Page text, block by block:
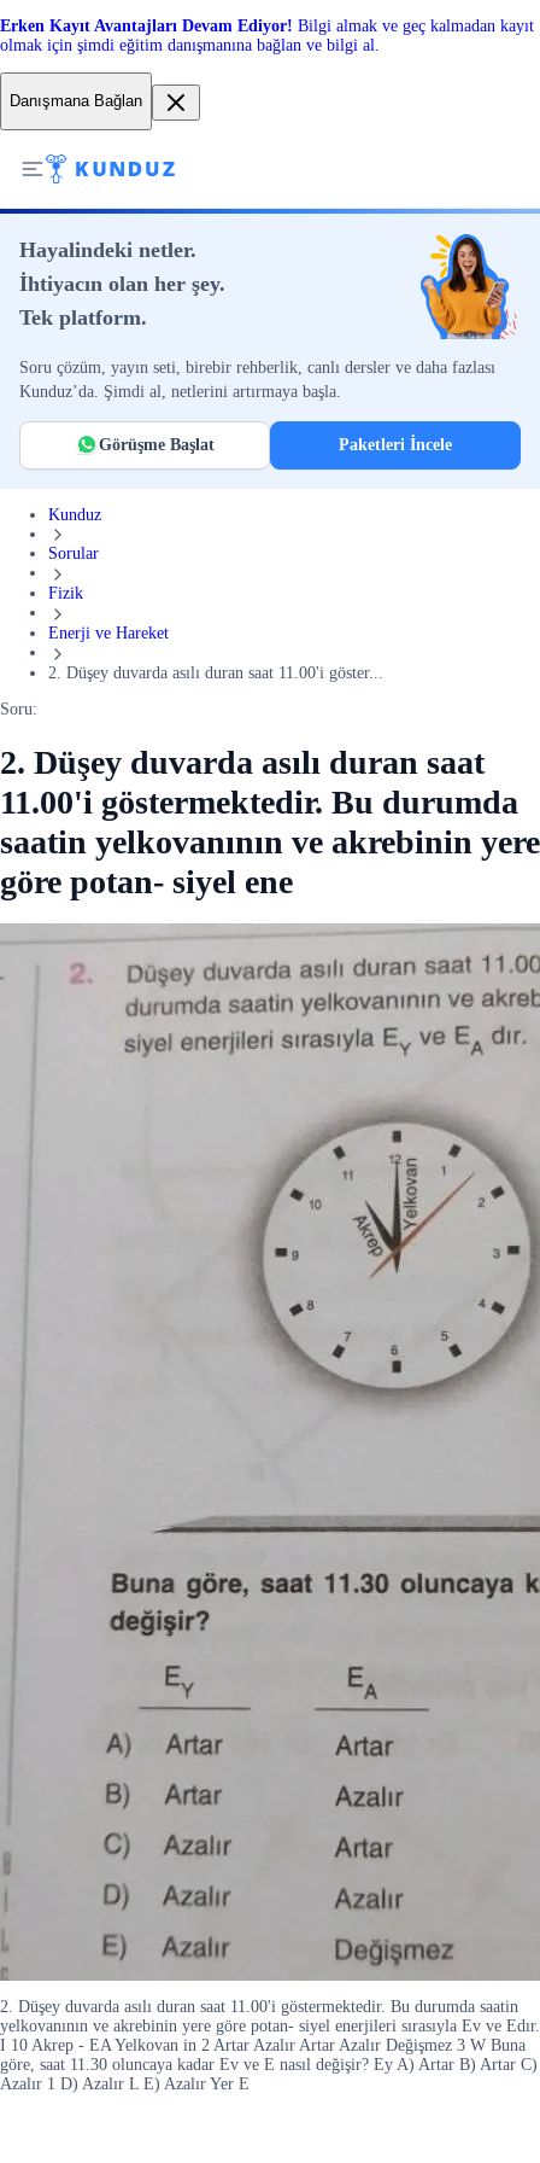
Erken Kayıt Avantajları Devam Ediyor! Bilgi almak ve geç kalmadan kayıt
olmak için şimdi eğitim danışmanına bağlan ve bilgi al.
Danışmana Bağlan
Hayalindeki netler.
İhtiyacın olan her şey.
Tek platform.
Soru çözüm, yayın seti, birebir rehberlik, canlı dersler ve daha fazlası
Kunduz’da. Şimdi al, netlerini artırmaya başla.
Görüşme Başlat Paketleri İncele
Kunduz
Sorular
Fizik
Enerji ve Hareket
2. Düşey duvarda asılı duran saat 11.00'i göster...
Soru:
2. Düşey duvarda asılı duran saat
11.00'i göstermektedir. Bu durumda
saatin yelkovanının ve akrebinin yere
göre potan- siyel ene
2. Düşey duvarda asılı duran saat 11.00'i göstermektedir. Bu durumda saatin
yelkovanının ve akrebinin yere göre potan- siyel enerjileri sırasıyla Ev ve Edır.
I 10 Akrep - EA Yelkovan in 2 Artar Azalır Artar Azalır Değişmez 3 W Buna
göre, saat 11.30 oluncaya kadar Ev ve E nasıl değişir? Ey A) Artar B) Artar C)
Azalır 1 D) Azalır L E) Azalır Yer E